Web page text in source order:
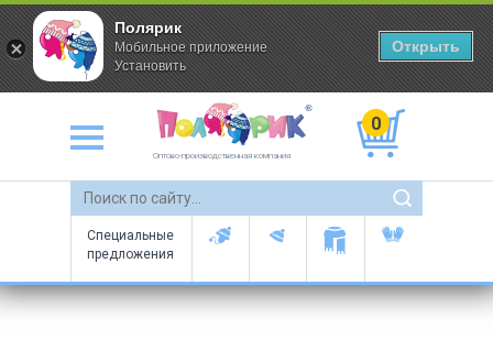
Оптово-производственная компания
0
Специальные
предложения
Полярик
Мобильное приложение
Установить
Открыть